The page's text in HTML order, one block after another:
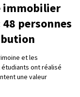
immobilier
48 personnes
et les
ont réalisé
une valeur